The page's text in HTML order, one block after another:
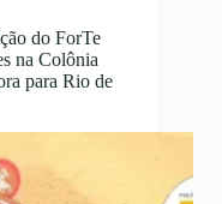
do ForTe
na Colônia
para Rio de